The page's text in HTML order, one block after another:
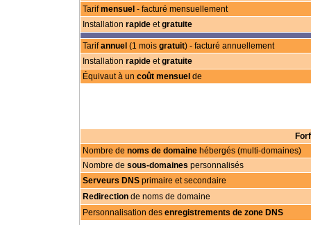
Tarifmensuel - facturé mensuellement
Installation rapideetgratuite
Tarifannuel (1 mois gratuit) - facturé annuellement
Installation rapideetgratuite
Équivaut à un coût mensuel de
Nombre de noms de domainehébergés (multi-domaines)
Nombre de sous-domaines personnalisés
Serveurs DNSprimaire et secondaire
Redirectionde noms de domaine
Personnalisation des enregistrements de zone DNS